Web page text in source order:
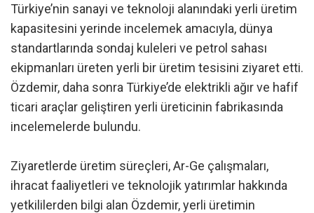
Türkiye’nin sanayi ve teknoloji alanındaki yerli üretim
kapasitesini yerinde incelemek amacıyla, dünya
standartlarında sondaj kuleleri ve petrol sahası
ekipmanları üreten yerli bir üretim tesisini ziyaret etti.
Özdemir, daha sonra Türkiye’de elektrikli ağır ve hafif
ticari araçlar geliştiren yerli üreticinin fabrikasında
incelemelerde bulundu.
Ziyaretlerde üretim süreçleri, Ar-Ge çalışmaları,
ihracat faaliyetleri ve teknolojik yatırımlar hakkında
yetkililerden bilgi alan Özdemir, yerli üretimin